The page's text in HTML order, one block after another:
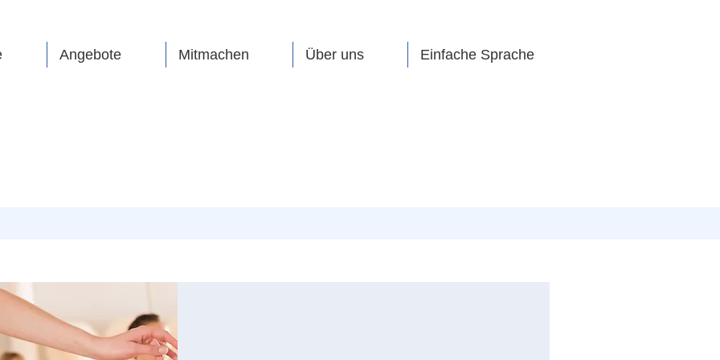
Angebote Mitmachen Über uns Einfache Sprache